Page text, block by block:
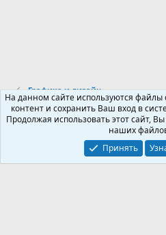
Графика и дизайн
Russian (RU)
Условия и
Политика конфиденциальности
На данном сайте используются файлы
контент и сохранить Ваш вход в
Продолжая использовать этот сайт,
наших
Принять